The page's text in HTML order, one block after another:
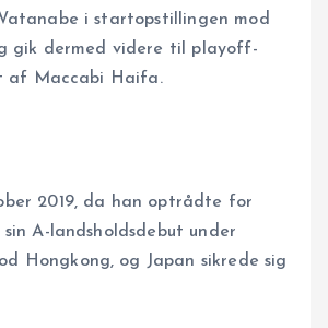
i startopstillingen mod
gik dermed videre til playoff-
af Maccabi Haifa.
2019, da han optrådte for
A-landsholdsdebut under
Hongkong, og Japan sikrede sig